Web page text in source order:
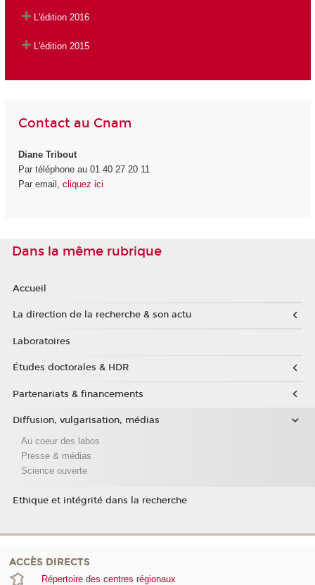
L'édition 2016
L'édition 2015
Contact au Cnam
Diane Tribout
Par téléphone au 01 40 27 20 11
Par email, cliquez ici
Dans la même rubrique
Accueil
La direction de la recherche & son actu
Laboratoires
Études doctorales & HDR
Partenariats & financements
Diffusion, vulgarisation, médias
Au coeur des labos
Presse & médias
Science ouverte
Ethique et intégrité dans la recherche
ACCÈS DIRECTS
Répertoire des centres régionaux